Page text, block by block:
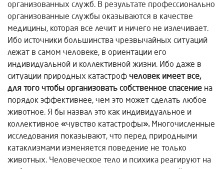
организованных служб. В результате профессионально
организованные службы оказываются в качестве
медицины, которая все лечит и ничего не излечивает.
Ибо источники большинства чрезвычайных ситуаций
лежат в самом человеке, в ориентации его
индивидуальной и коллективной жизни. Ибо даже в
ситуации природных катастроф человек имеет все,
для того чтобы организовать собственное спасение на
порядок эффективнее, чем это может сделать любое
животное. Я бы назвал это как индивидуальное и
коллективное «чувство катастрофы». Многочисленные
исследования показывают, что перед природными
катаклизмами изменяется поведение не только
животных. Человеческое тело и психика реагируют на